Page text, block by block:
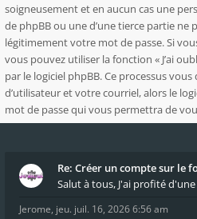
soigneusement et en aucun cas une
de phpBB ou une d’une tierce partie ne
légitimement votre mot de passe. Si
vous pouvez utiliser la fonction « J’ai
par le logiciel phpBB. Ce processus
d’utilisateur et votre courriel, alors le
mot de passe qui vous permettra de
Re: Créer un compte sur le
Salut à tous, J'ai profité
Jerome, jeu. juil. 16, 2026 6:56 am